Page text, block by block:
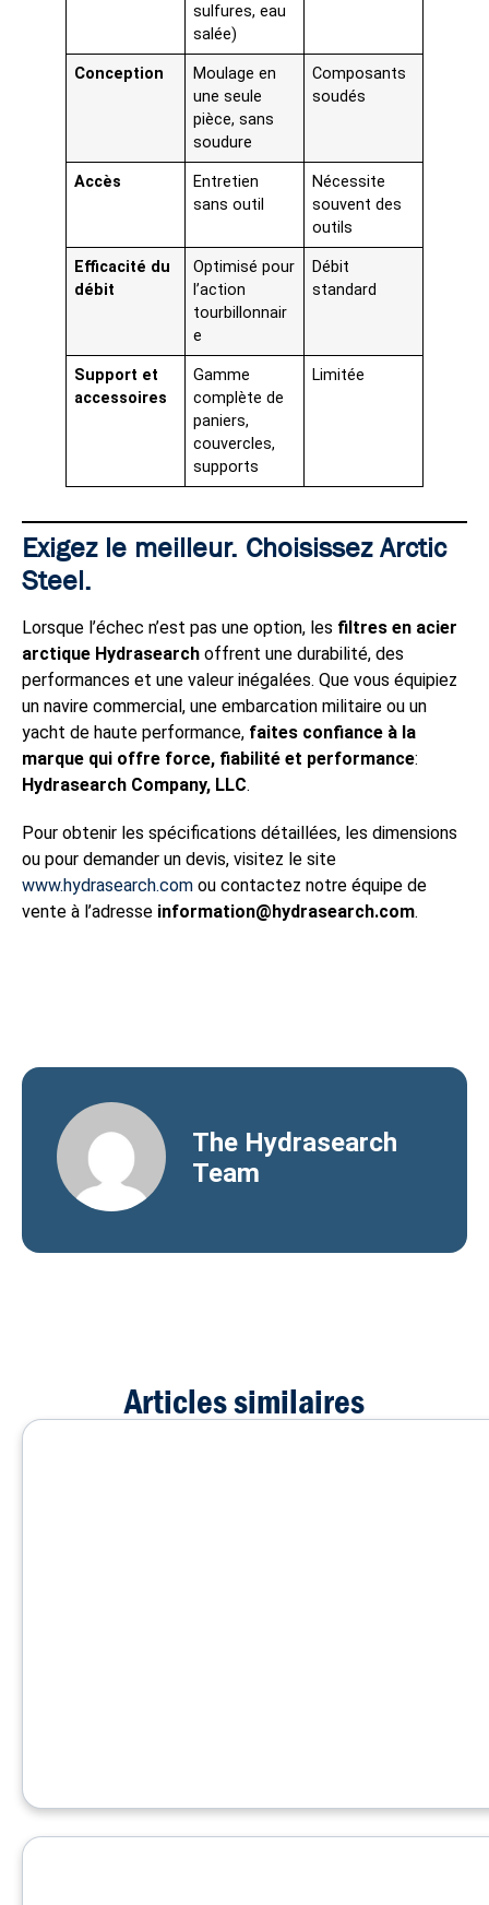
sulfures, eau
salée)
Conception
Moulage en
une seule
pièce, sans
soudure
Composants
soudés
Accès
Entretien
sans outil
Nécessite
souvent des
outils
Efficacité du
débit
Optimisé pour
l’action
tourbillonnair
e
Débit
standard
Support et
accessoires
Gamme
complète de
paniers,
couvercles,
supports
Limitée
Exigez le meilleur. Choisissez Arctic
Steel.
Lorsque l’échec n’est pas une option, les filtres en acier
arctique Hydrasearch offrent une durabilité, des
performances et une valeur inégalées. Que vous équipiez
un navire commercial, une embarcation militaire ou un
yacht de haute performance, faites confiance à la
marque qui offre force, fiabilité et performance:
Hydrasearch Company, LLC.
Pour obtenir les spécifications détaillées, les dimensions
ou pour demander un devis, visitez le site
www.hydrasearch.com ou contactez notre équipe de
vente à l’adresse information@hydrasearch.com.
The Hydrasearch
Team
Articles similaires